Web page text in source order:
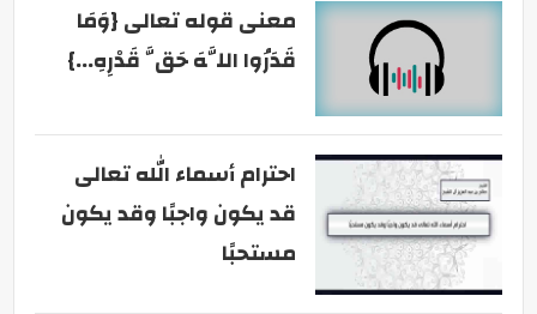
معنى قوله تعالى {وَمَا
قَدَرُوا اللَّهَ حَقَّ قَدْرِهِ...}
احترام أسماء الله تعالى
قد يكون واجبًا وقد يكون
مستحبًا